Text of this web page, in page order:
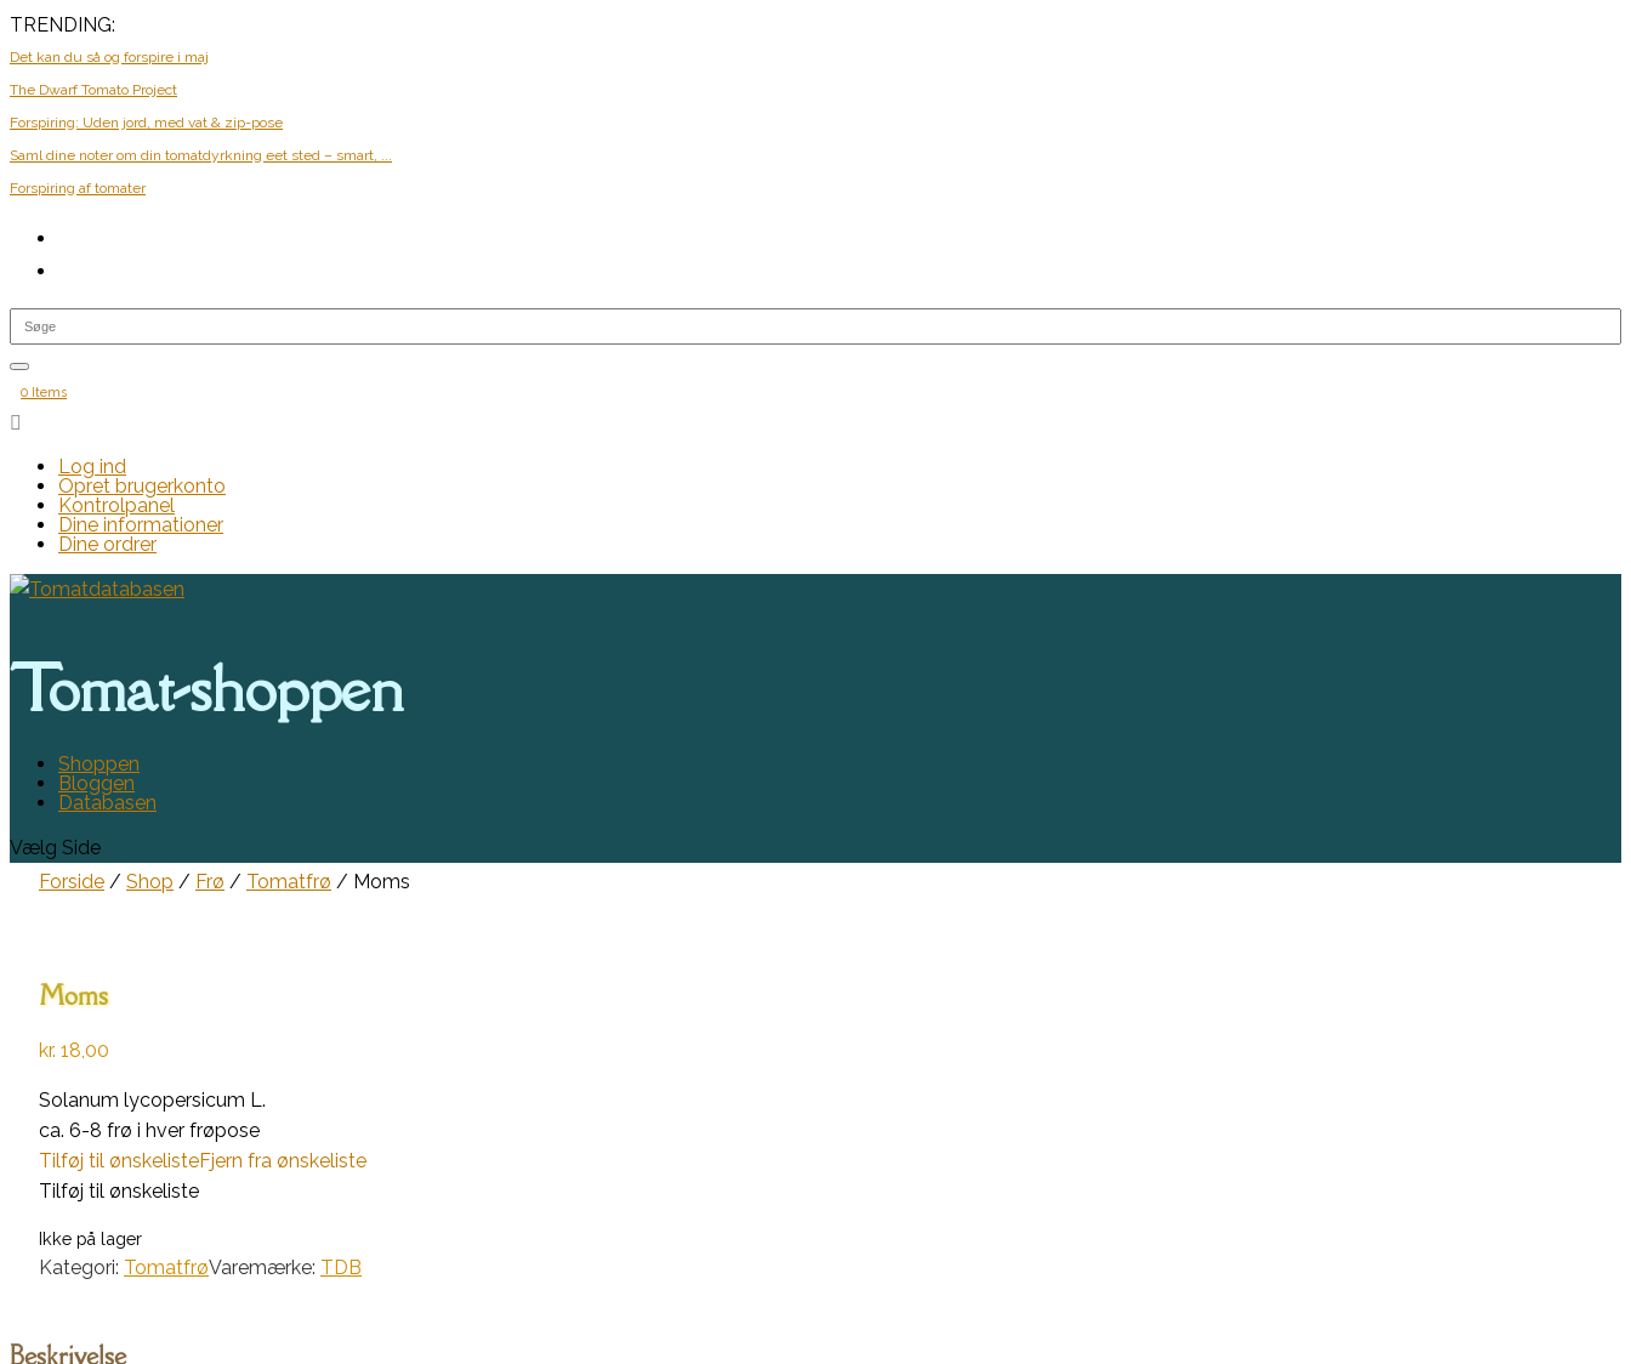
TRENDING:
Det kan du så og forspire i maj
The Dwarf Tomato Project
Forspiring: Uden jord, med vat & zip-pose
Saml dine noter om din tomatdyrkning eet sted – smart, ...
Forspiring af tomater
0 Items

Log ind
Opret brugerkonto
Kontrolpanel
Dine informationer
Dine ordrer
Tomat-shoppen
Shoppen
Bloggen
Databasen
Vælg Side
Forside / Shop / Frø / Tomatfrø / Moms
Moms
kr. 18,00
Solanum lycopersicum L.
ca. 6-8 frø i hver frøpose
Tilføj til ønskelisteFjern fra ønskeliste
Tilføj til ønskeliste
Ikke på lager
Kategori: TomatfrøVaremærke: TDB
Beskrivelse